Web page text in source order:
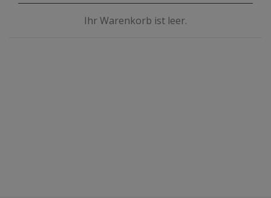
Ihr Warenkorb ist leer.